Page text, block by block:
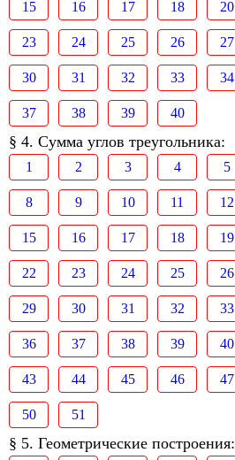
15 16 17 18 20
23 24 25 26 27
30 31 32 33 34
37 38 39 40
§ 4. Сумма углов треугольника:
1 2 3 4 5
8 9 10 11 12
15 16 17 18 19
22 23 24 25 26
29 30 31 32 33
36 37 38 39 40
43 44 45 46 47
50 51
§ 5. Геометрические построения: